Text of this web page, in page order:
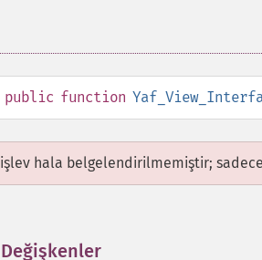
public function
hala belgelendirilmemiştir;
Değişkenler